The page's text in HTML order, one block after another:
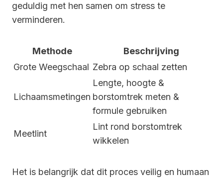
geduldig met hen samen om stress te
verminderen.
Methode
Beschrijving
Grote Weegschaal Zebra op schaal zetten
Lichaamsmetingen
Lengte, hoogte &
borstomtrek meten &
formule gebruiken
Meetlint
Lint rond borstomtrek
wikkelen
Het is belangrijk dat dit proces veilig en humaan